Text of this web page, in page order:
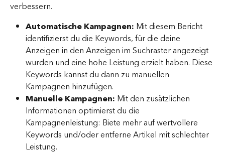
verbessern.
Automatische Kampagnen: Mit diesem Bericht
identifizierst du die Keywords, für die deine
Anzeigen in den Anzeigen im Suchraster angezeigt
wurden und eine hohe Leistung erzielt haben. Diese
Keywords kannst du dann zu manuellen
Kampagnen hinzufügen.
Manuelle Kampagnen: Mit den zusätzlichen
Informationen optimierst du die
Kampagnenleistung: Biete mehr auf wertvollere
Keywords und/oder entferne Artikel mit schlechter
Leistung.